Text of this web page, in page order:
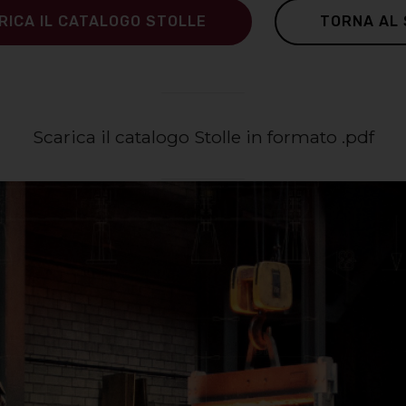
IL CATALOGO STOLLE TORNA AL
Scarica il catalogo Stolle in formato .pdf